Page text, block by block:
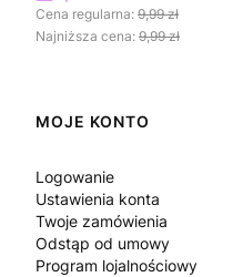
Cena regularna: 9,99 zł
Najniższa cena: 9,99 zł
Linki w stopce
MOJE KONTO
Logowanie
Ustawienia konta
Twoje zamówienia
Odstąp od umowy
Program lojalnościowy